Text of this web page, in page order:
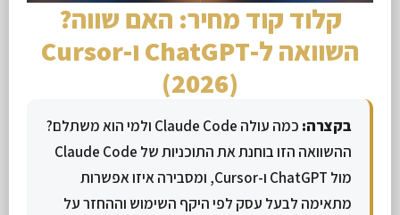
קלוד קוד מחיר: האם שווה?
השוואה ל-ChatGPT ו-Cursor
(2026)
בקצרה:
כמה עולה Claude Code ולמי הוא משתלם?
ההשוואה הזו בוחנת את התוכניות של Claude Code
מול ChatGPT ו-Cursor, ומסבירה איזו אפשרות
מתאימה לבעל עסק לפי היקף השימוש וההחזר על